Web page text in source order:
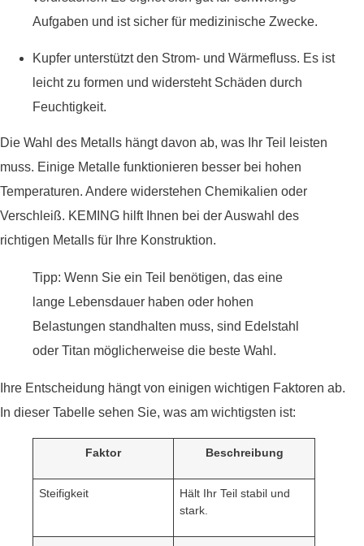
Aufgaben und ist sicher für medizinische Zwecke.
Kupfer unterstützt den Strom- und Wärmefluss. Es ist
leicht zu formen und widersteht Schäden durch
Feuchtigkeit.
Die Wahl des Metalls hängt davon ab, was Ihr Teil leisten
muss. Einige Metalle funktionieren besser bei hohen
Temperaturen. Andere widerstehen Chemikalien oder
Verschleiß. KEMING hilft Ihnen bei der Auswahl des
richtigen Metalls für Ihre Konstruktion.
Tipp: Wenn Sie ein Teil benötigen, das eine
lange Lebensdauer haben oder hohen
Belastungen standhalten muss, sind Edelstahl
oder Titan möglicherweise die beste Wahl.
Ihre Entscheidung hängt von einigen wichtigen Faktoren ab.
In dieser Tabelle sehen Sie, was am wichtigsten ist:
Faktor Beschreibung
Steifigkeit
Hält Ihr Teil stabil und
stark.